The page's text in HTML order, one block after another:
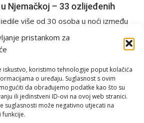
pristankom za
iskustvo, koristimo tehnologije poput kolačića
o uređaju. Suglasnost s ovim
da obrađujemo podatke kao što su
ili jedinstveni ID-ovi na ovoj web stranici.
suglasnosti može negativno utjecati na
Njemačkoj – 33 ozlijeđenih
više od 30 osoba u noći između
rimeteoATyahoo.com